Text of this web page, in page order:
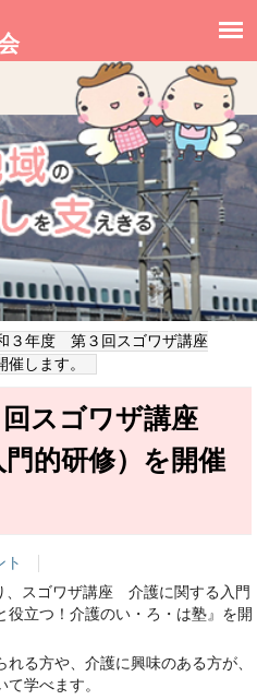
３年度 第３回スゴワザ講座
催します。
スゴワザ講座
門的研修）を開催
ト
、スゴワザ講座 介護に関する入門
立つ！介護のい・ろ・は塾』を開
る方や、介護に興味のある方が、
学べます。